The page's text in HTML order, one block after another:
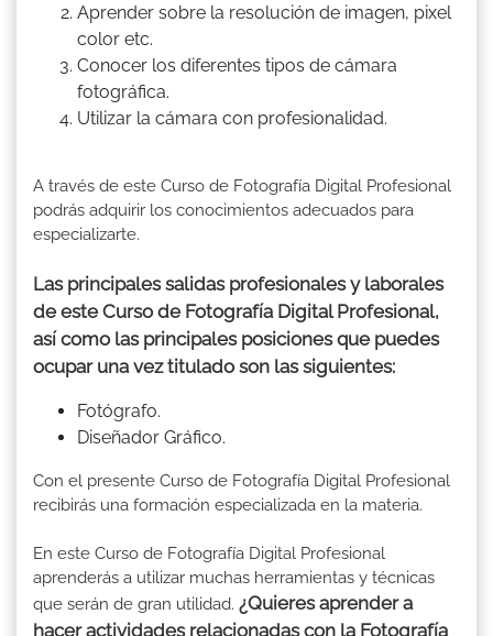
Aprender sobre la resolución de imagen, pixel
color etc.
Conocer los diferentes tipos de cámara
fotográfica.
Utilizar la cámara con profesionalidad.
A través de este Curso de Fotografía Digital Profesional
podrás adquirir los conocimientos adecuados para
especializarte.
Las principales salidas profesionales y laborales
de este Curso de Fotografía Digital Profesional,
así como las principales posiciones que puedes
ocupar una vez titulado son las siguientes:
Fotógrafo.
Diseñador Gráfico.
Con el presente Curso de Fotografía Digital Profesional
recibirás una formación especializada en la materia.
En este Curso de Fotografía Digital Profesional
aprenderás a utilizar muchas herramientas y técnicas
que serán de gran utilidad. ¿Quieres aprender a
hacer actividades relacionadas con la Fotografía